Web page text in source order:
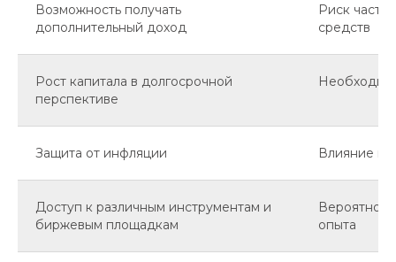
Возможность получать
дополнительный доход
Риск
средств
Рост капитала в долгосрочной
перспективе
Защита от инфляции Влияние
Доступ к различным инструментам и
биржевым площадкам
опыта